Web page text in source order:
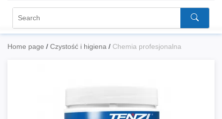
Home page / Czystość i higiena / Chemia profesjonalna